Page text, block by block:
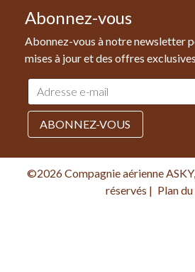
Abonnez-vous
Abonnez-vous à notre newsletter
mises à jour et des offres exclusives
Adresse
e-
mailABONNEZ-VOUS
©2026 Compagnie aérienne
réservés | Plan